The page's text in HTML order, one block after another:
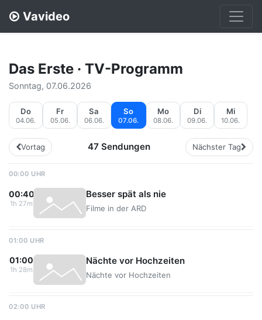
Vavideo
Das Erste · TV-Programm
Sonntag, 07.06.2026
Do
04.06.
Fr
05.06.
Sa
06.06.
So
07.06.
Mo
08.06.
Di
09.06.
Mi
10.06.
Vortag 47 Sendungen Nächster Tag
00:00 UHR
00:40
1h 27m
Besser spät als nie
Filme in der ARD
01:00 UHR
01:00
1h 28m
Nächte vor Hochzeiten
Nächte vor Hochzeiten
02:00 UHR